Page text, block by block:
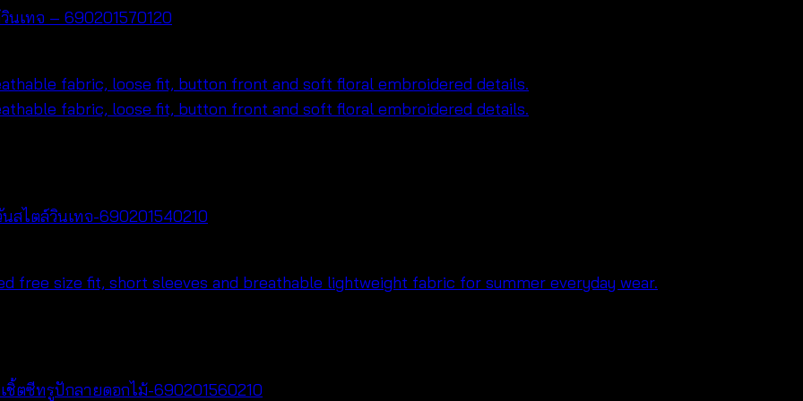
นเทจ – 690201570120
สไตล์วินเทจ-690201540210
ชิ้ตซีทรูปักลายดอกไม้-690201560210